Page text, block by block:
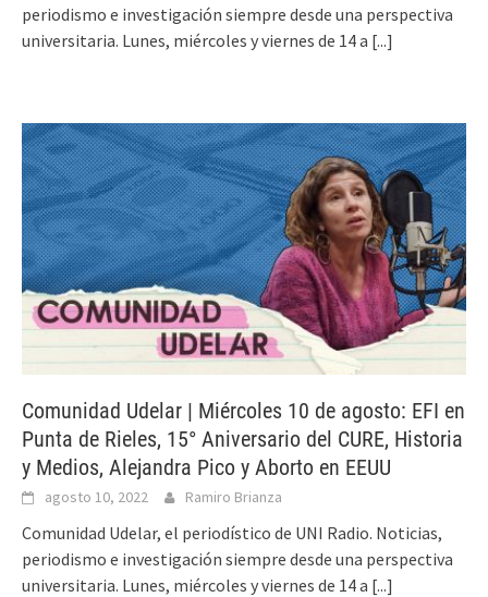
periodismo e investigación siempre desde una perspectiva
universitaria. Lunes, miércoles y viernes de 14 a [...]
Comunidad Udelar | Miércoles 10 de agosto: EFI en
Punta de Rieles, 15° Aniversario del CURE, Historia
y Medios, Alejandra Pico y Aborto en EEUU
agosto 10, 2022 Ramiro Brianza
Comunidad Udelar, el periodístico de UNI Radio. Noticias,
periodismo e investigación siempre desde una perspectiva
universitaria. Lunes, miércoles y viernes de 14 a [...]